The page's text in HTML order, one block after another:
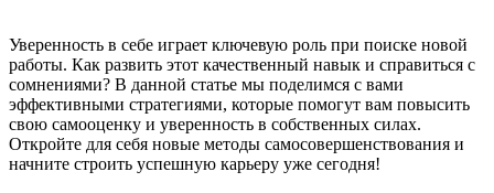
Уверенность в себе играет ключевую роль при поиске новой
работы. Как развить этот качественный навык и справиться с
сомнениями? В данной статье мы поделимся с вами
эффективными стратегиями, которые помогут вам повысить
свою самооценку и уверенность в собственных силах.
Откройте для себя новые методы самосовершенствования и
начните строить успешную карьеру уже сегодня!